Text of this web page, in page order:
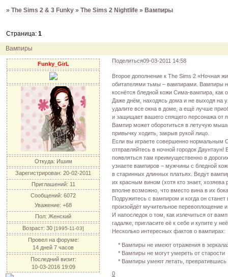
03.10.11
инфо
город из GTA VC в игре TS3
12.04.11
04.04.11
04.04.11
акция акция "Downloads"
»The Sims 2 & 3 Funky »The Sims 2 Nightlife » Вампиры
Вампиры
Страница:1
Поделиться09-03-2011 14:58
Funky_GirL
Откуда: Ишим
Зарегистрирован: 20-02-2011
Приглашений: 11
Сообщений: 6072
Уважение: +68
Пол: Женский
Возраст: 30 [1995-11-03]
Провел на форуме:
14 дней 7 часов
Последний визит:
10-03-2016 19:09
Второе дополнение к The Sims 2 «Ночная
обитателями тьмы – вампирами. Вампиры
коснётся бледной кожи Сима-вампира, как
Даже днём, находясь дома и не выходя на
удалите все окна в доме, а ещё лучше
и защищает вашего спящего персонажа от
Вампир может оборотиться в летучую
привычку ходить, закрыв рукой лицо.
Если вы играете совершенно нормальным
отправляйтесь в ночной городок
появляться там преимущественно в
узнаете вампиров – мужчины с бледной
в старинных длинных платьях. Ведут
их красным вином (хотя кто знает,
вполне возможно, что вместо вина в их
Подружитесь с вампиром и когда он
произойдёт мучительное перевоплощение
И напоследок о том, как излечиться от
гадалке, пригласите её к себе и купите у
Несколько интересных фактов о вампирах:
* Вампиры не имеют отражения в
* Вампиры не могут умереть от старости
* Вампиры умеют летать,
0